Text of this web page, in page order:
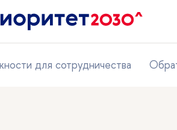
для сотрудничества